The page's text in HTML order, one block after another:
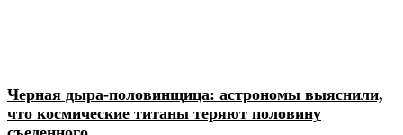
Черная дыра-половинщица: астрономы выяснили,
что космические титаны теряют половину